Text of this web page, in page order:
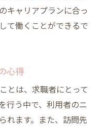
キャリアプランに合っ
て働くことができるで
心得
とは、求職者にとって
行う中で、利用者のニ
れます。また、訪問先